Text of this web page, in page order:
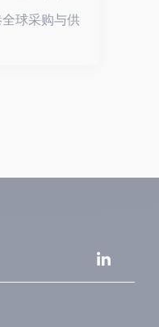
球采购与供